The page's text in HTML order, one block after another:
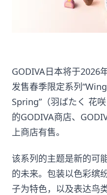
GODIVA日本将于2026
发售春季限定系列
Spring”（羽ばたく 花
的GODIVA商店、
上商店有售。
该系列的主题是新的可
的未来。包装以色彩缤
子为特色，以及表达鸟